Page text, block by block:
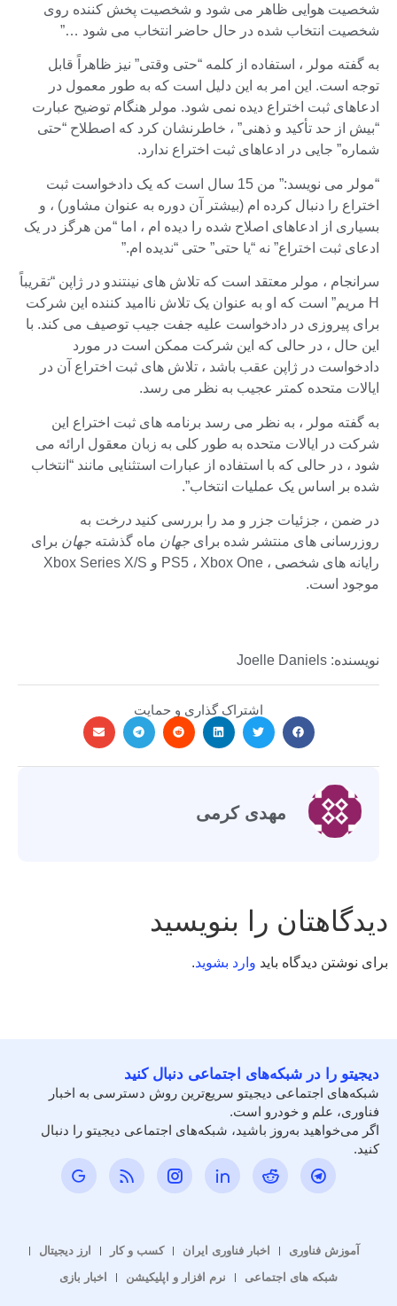
شخصیت هوایی ظاهر می شود و شخصیت پخش کننده روی
شخصیت انتخاب شده در حال حاضر انتخاب می شود …”
به گفته مولر ، استفاده از کلمه “حتی وقتی” نیز ظاهراً قابل
توجه است. این امر به این دلیل است که به طور معمول در
ادعاهای ثبت اختراع دیده نمی شود. مولر هنگام توضیح عبارت
“بیش از حد تأکید و ذهنی” ، خاطرنشان کرد که اصطلاح “حتی
شماره” جایی در ادعاهای ثبت اختراع ندارد.
“مولر می نویسد:” من 15 سال است که یک دادخواست ثبت
اختراع را دنبال کرده ام (بیشتر آن دوره به عنوان مشاور) ، و
بسیاری از ادعاهای اصلاح شده را دیده ام ، اما “من هرگز در یک
ادعای ثبت اختراع” نه “یا حتی” حتی “ندیده ام.”
سرانجام ، مولر معتقد است که تلاش های نینتندو در ژاپن “تقریباً
H مریم” است که او به عنوان یک تلاش ناامید کننده این شرکت
برای پیروزی در دادخواست علیه جفت جیب توصیف می کند. با
این حال ، در حالی که این شرکت ممکن است در مورد
دادخواست در ژاپن عقب باشد ، تلاش های ثبت اختراع آن در
ایالات متحده کمتر عجیب به نظر می رسد.
به گفته مولر ، به نظر می رسد برنامه های ثبت اختراع این
شرکت در ایالات متحده به طور کلی به زبان معقول ارائه می
شود ، در حالی که با استفاده از عبارات استثنایی مانند “انتخاب
شده بر اساس یک عملیات انتخاب”.
در ضمن ، جزئیات جزر و مد را بررسی کنید درخت به
روزرسانی های منتشر شده برای جهان ماه گذشته جهان برای
رایانه های شخصی ، PS5 ، Xbox One و Xbox Series X/S
موجود است.
نویسنده: Joelle Daniels
اشتراک گذاری و حمایت
مهدی کرمی
دیدگاهتان را بنویسید
برای نوشتن دیدگاه باید وارد بشوید.
دیجیتو را در شبکه‌های اجتماعی دنبال کنید
شبکه‌های اجتماعی دیجیتو سریع‌ترین روش دسترسی به اخبار
فناوری، علم و خودرو است.
اگر می‌خواهید به‌روز باشید، شبکه‌های اجتماعی دیجیتو را دنبال
کنید.
آموزش فناوری اخبار فناوری ایران کسب و کار
ارز دیجیتال
شبکه های اجتماعی
نرم افزار و اپلیکیشن اخبار بازی